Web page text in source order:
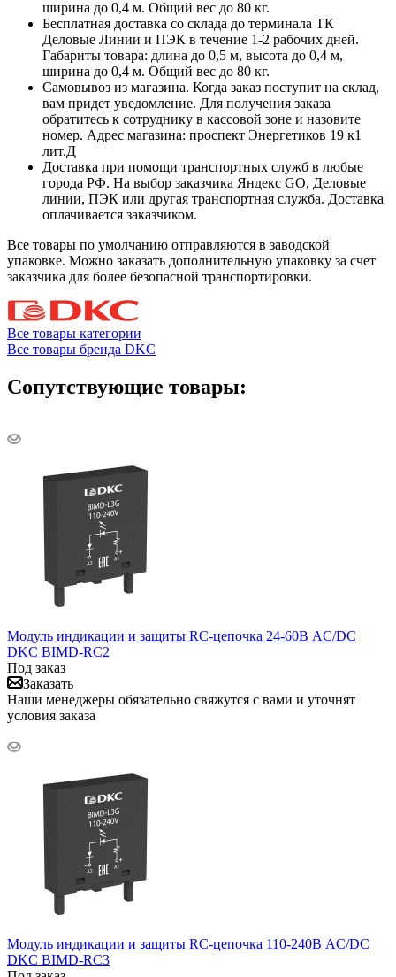
ширина до 0,4 м. Общий вес до 80 кг.
Бесплатная доставка со склада до терминала ТК
Деловые Линии и ПЭК в течение 1-2 рабочих дней.
Габариты товара: длина до 0,5 м, высота до 0,4 м,
ширина до 0,4 м. Общий вес до 80 кг.
Самовывоз из магазина. Когда заказ поступит на склад,
вам придет уведомление. Для получения заказа
обратитесь к сотруднику в кассовой зоне и назовите
номер. Адрес магазина: проспект Энергетиков 19 к1
лит.Д
Доставка при помощи транспортных служб в любые
города РФ. На выбор заказчика Яндекс GO, Деловые
линии, ПЭК или другая транспортная служба. Доставка
оплачивается заказчиком.
Все товары по умолчанию отправляются в заводской
упаковке. Можно заказать дополнительную упаковку за счет
заказчика для более безопасной транспортировки.
Все товары категории
Все товары бренда DKC
Сопутствующие товары:
Модуль индикации и защиты RC-цепочка 24-60В AC/DC
DKC BIMD-RC2
Под заказ
Заказать
Наши менеджеры обязательно свяжутся с вами и уточнят
условия заказа
Модуль индикации и защиты RC-цепочка 110-240В AC/DC
DKC BIMD-RC3